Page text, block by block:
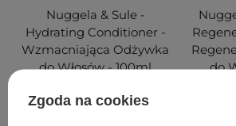
Nuggela & Sule -
Hydrating Conditioner -
Wzmacniająca Odżywka
do Włosów - 100ml
do
Zgoda na cookies